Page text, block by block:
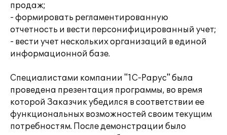
продаж;
- формировать регламентированную
отчетность и вести персонифицированный учет;
- вести учет нескольких организаций в единой
информационной базе.
Специалистами компании "1С-Рарус" была
проведена презентация программы, во время
которой Заказчик убедился в соответствии ее
функциональных возможностей своим текущим
потребностям. После демонстрации было